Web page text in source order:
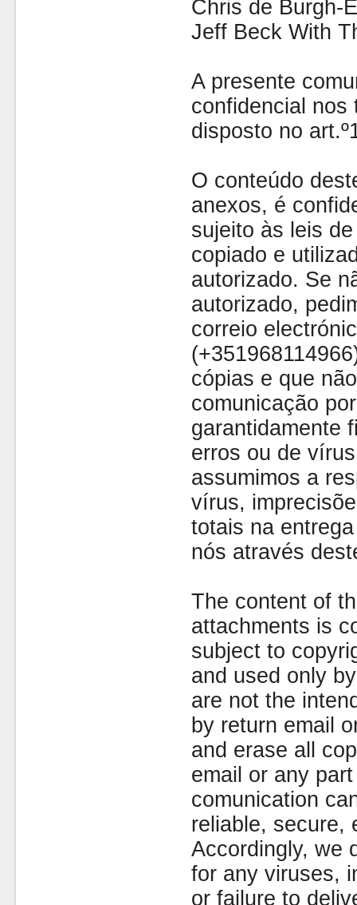
Chris de Burgh-
Jeff Beck With
A presente
confidencial nos
disposto no
O conteúdo
anexos, é
sujeito às leis
copiado e
autorizado. Se
autorizado,
correio
cópias e que
comunicação
garantidamente
erros ou de
assumimos a
vírus,
totais na
nós através
The content of
attachments is
subject to
and used only
are not the
by return email
and erase all
email or any
comunication
reliable, secure,
Accordingly, we
for any viruses,
or failure to